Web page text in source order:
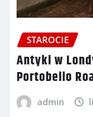
STAROCIE
Antyki w
Portobello
admin